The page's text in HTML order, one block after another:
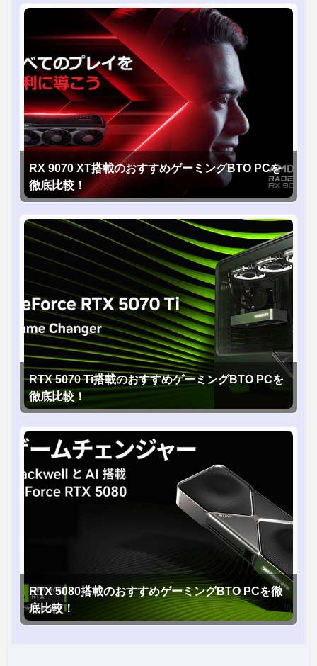
RX 9070 XT搭載のおすすめゲーミングBTO PCを
徹底比較！
RTX 5070 Ti搭載のおすすめゲーミングBTO PCを
徹底比較！
RTX 5080搭載のおすすめゲーミングBTO PCを徹
底比較！